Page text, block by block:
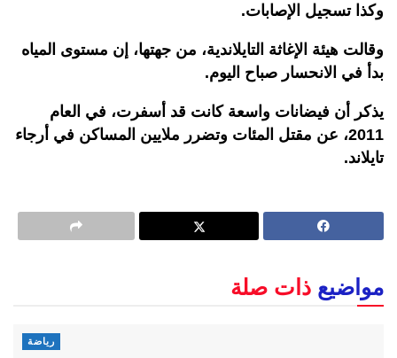
وكذا تسجيل الإصابات.
وقالت هيئة الإغاثة التايلاندية، من جهتها، إن مستوى المياه
بدأ في الانحسار صباح اليوم.
يذكر أن فيضانات واسعة كانت قد أسفرت، في العام
2011، عن مقتل المئات وتضرر ملايين المساكن في أرجاء
تايلاند.
مواضيع ذات صلة
رياضة